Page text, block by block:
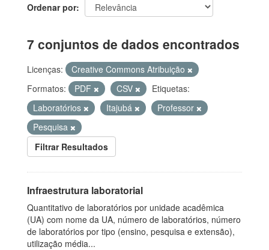
Ordenar por
7 conjuntos de dados encontrados
Licenças:
Creative Commons Atribuição
Formatos:
PDF CSV
Etiquetas:
Laboratórios
Itajubá
Professor
Pesquisa
Filtrar Resultados
Infraestrutura laboratorial
Quantitativo de laboratórios por unidade acadêmica
(UA) com nome da UA, número de laboratórios, número
de laboratórios por tipo (ensino, pesquisa e extensão),
utilização média...